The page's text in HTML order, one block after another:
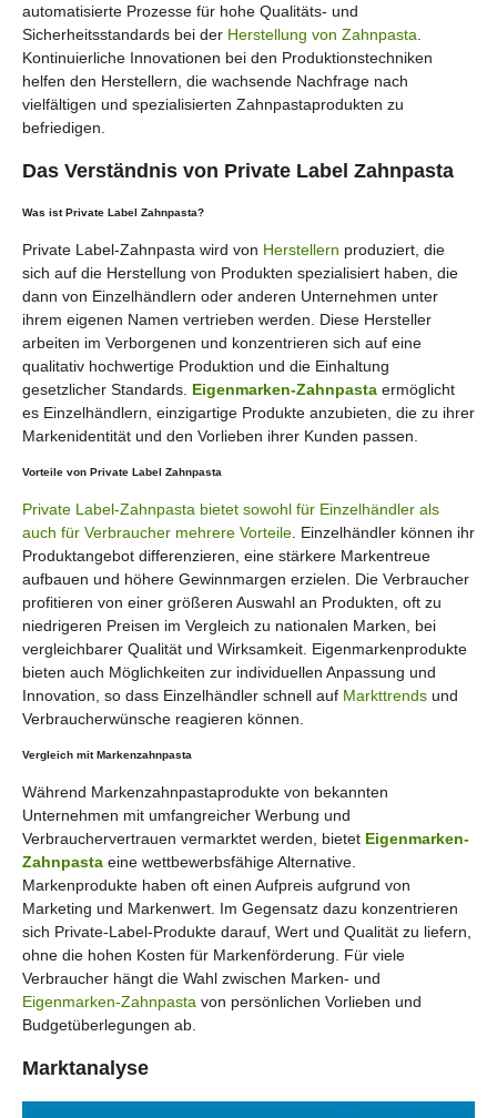
automatisierte Prozesse für hohe Qualitäts- und
Sicherheitsstandards bei der Herstellung von Zahnpasta.
Kontinuierliche Innovationen bei den Produktionstechniken
helfen den Herstellern, die wachsende Nachfrage nach
vielfältigen und spezialisierten Zahnpastaprodukten zu
befriedigen.
Das Verständnis von Private Label Zahnpasta
Was ist Private Label Zahnpasta?
Private Label-Zahnpasta wird von Herstellern produziert, die
sich auf die Herstellung von Produkten spezialisiert haben, die
dann von Einzelhändlern oder anderen Unternehmen unter
ihrem eigenen Namen vertrieben werden. Diese Hersteller
arbeiten im Verborgenen und konzentrieren sich auf eine
qualitativ hochwertige Produktion und die Einhaltung
gesetzlicher Standards. Eigenmarken-Zahnpasta ermöglicht
es Einzelhändlern, einzigartige Produkte anzubieten, die zu ihrer
Markenidentität und den Vorlieben ihrer Kunden passen.
Vorteile von Private Label Zahnpasta
Private Label-Zahnpasta bietet sowohl für Einzelhändler als
auch für Verbraucher mehrere Vorteile . Einzelhändler können ihr
Produktangebot differenzieren, eine stärkere Markentreue
aufbauen und höhere Gewinnmargen erzielen. Die Verbraucher
profitieren von einer größeren Auswahl an Produkten, oft zu
niedrigeren Preisen im Vergleich zu nationalen Marken, bei
vergleichbarer Qualität und Wirksamkeit. Eigenmarkenprodukte
bieten auch Möglichkeiten zur individuellen Anpassung und
Innovation, so dass Einzelhändler schnell auf Markttrends und
Verbraucherwünsche reagieren können.
Vergleich mit Markenzahnpasta
Während Markenzahnpastaprodukte von bekannten
Unternehmen mit umfangreicher Werbung und
Verbrauchervertrauen vermarktet werden, bietet Eigenmarken-
Zahnpasta eine wettbewerbsfähige Alternative.
Markenprodukte haben oft einen Aufpreis aufgrund von
Marketing und Markenwert. Im Gegensatz dazu konzentrieren
sich Private-Label-Produkte darauf, Wert und Qualität zu liefern,
ohne die hohen Kosten für Markenförderung. Für viele
Verbraucher hängt die Wahl zwischen Marken- und
Eigenmarken-Zahnpasta von persönlichen Vorlieben und
Budgetüberlegungen ab.
Marktanalyse